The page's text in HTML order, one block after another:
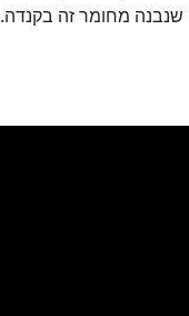
שנבנה מחומר זה בקנדה.